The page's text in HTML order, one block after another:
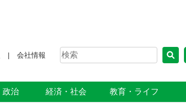
会社情報
政治 経済・社会 教育・ライフ